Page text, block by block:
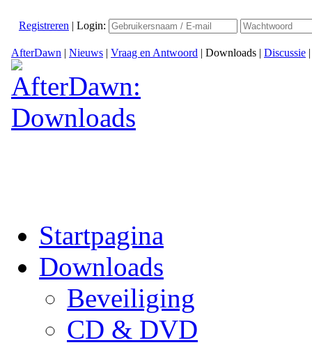
Registreren | Login:
AfterDawn | Nieuws | Vraag en Antwoord | Downloads | Discussie
Startpagina
Downloads
Beveiliging
CD & DVD